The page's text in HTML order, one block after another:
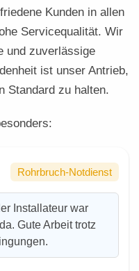
Kunden in allen
Servicequalität. Wir
und zuverlässige
ist unser Antrieb,
Standard zu halten.
Rohrbruch-Notdienst
Installateur war
Gute Arbeit trotz